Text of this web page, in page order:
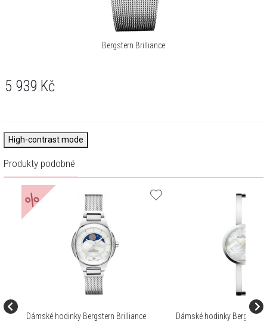
Bergstern Brilliance
5 939 Kč
High-contrast mode
Produkty podobné
%
Dámské hodinky Bergstern Brilliance Dámské hodinky Bergstern